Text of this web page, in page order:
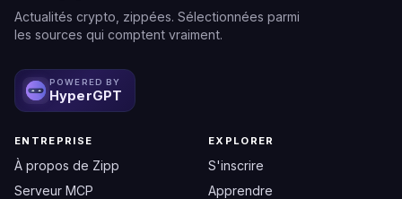
Actualités crypto, zippées. Sélectionnées parmi
les sources qui comptent vraiment.
POWERED BY
HyperGPT
ENTREPRISE
À propos de Zipp
Serveur MCP
EXPLORER
S'inscrire
Apprendre